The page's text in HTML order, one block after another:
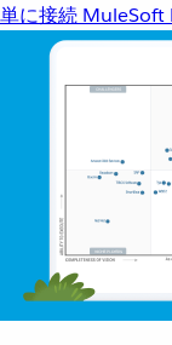
単に接続 MuleSoft